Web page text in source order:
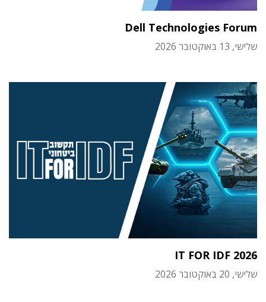
Dell Technologies Forum
שלישי, 13 באוקטובר 2026
IT FOR IDF 2026
שלישי, 20 באוקטובר 2026